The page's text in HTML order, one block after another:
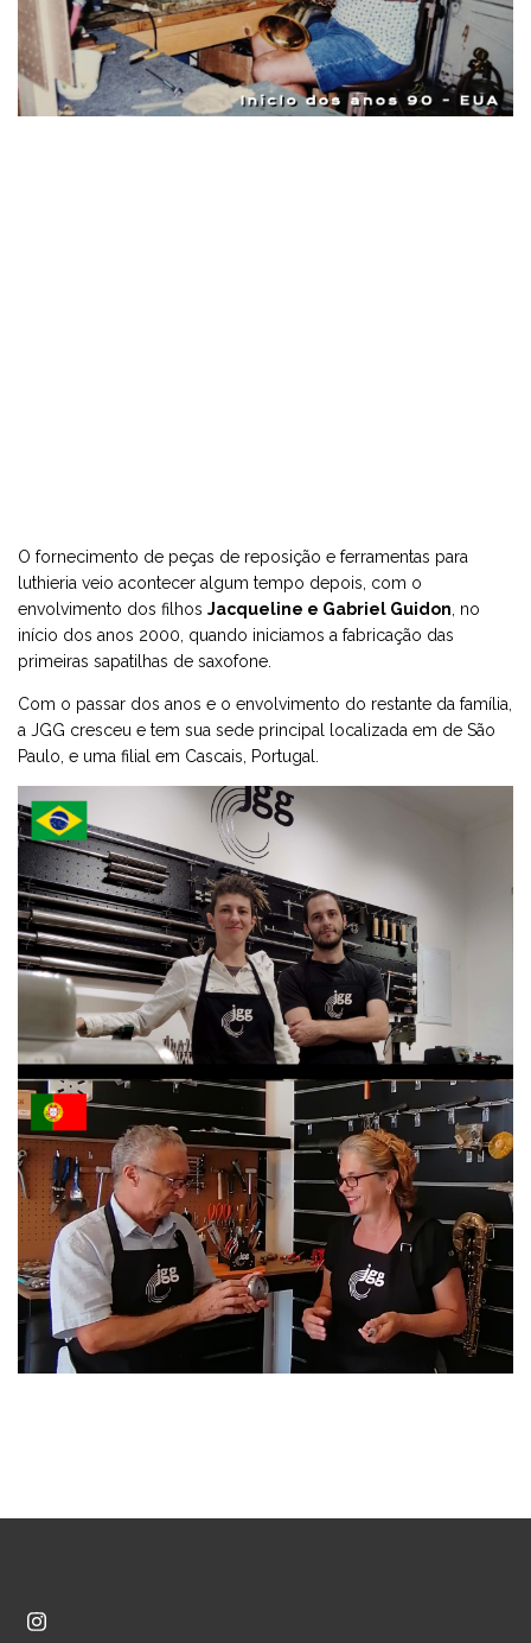
O fornecimento de peças de reposição e ferramentas para
luthieria veio acontecer algum tempo depois, com o
envolvimento dos filhos Jacqueline e Gabriel Guidon, no
início dos anos 2000, quando iniciamos a fabricação das
primeiras sapatilhas de saxofone.
Com o passar dos anos e o envolvimento do restante da família,
a JGG cresceu e tem sua sede principal localizada em de São
Paulo, e uma filial em Cascais, Portugal.